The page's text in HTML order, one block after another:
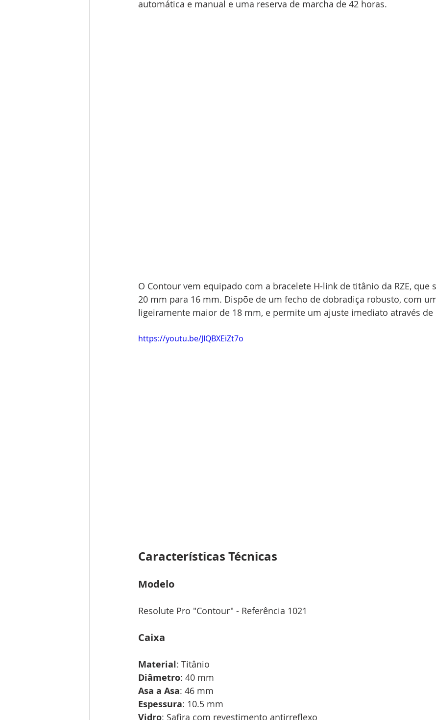
automática e manual e uma reserva de marcha de 42 horas.
O Contour vem equipado com a bracelete H-link de titânio da RZE, que
20 mm para 16 mm. Dispõe de um fecho de dobradiça robusto, com
ligeiramente maior de 18 mm, e permite um ajuste imediato através
https://youtu.be/JIQBXEiZt7o
Características Técnicas
Modelo
Resolute Pro "Contour" - Referência 1021
Caixa
Material: Titânio
Diâmetro: 40 mm
Asa a Asa: 46 mm
Espessura: 10.5 mm
Vidro: Safira com revestimento antirreflexo